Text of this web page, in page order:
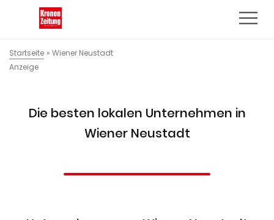
Startseite » Wiener Neustadt
Anzeige
Die besten lokalen Unternehmen in
Wiener Neustadt